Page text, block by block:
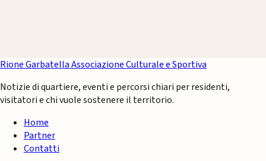
Rione GarbatellaAssociazione Culturale e Sportiva
Notizie di quartiere, eventi e percorsi chiari per residenti,
visitatori e chi vuole sostenere il territorio.
Home
Partner
Contatti